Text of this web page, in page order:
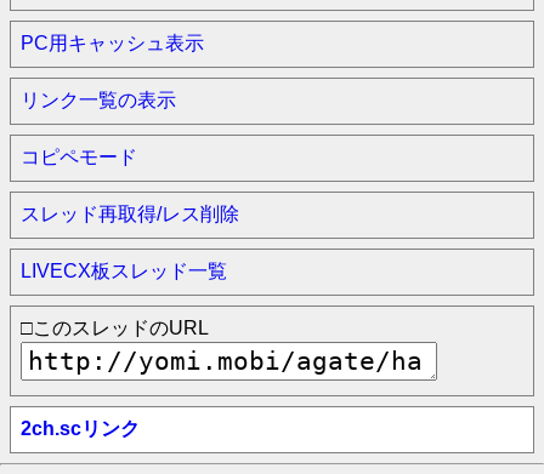
PC用キャッシュ表示
リンク一覧の表示
コピペモード
スレッド再取得/レス削除
LIVECX板スレッド一覧
□このスレッドのURL
2ch.scリンク